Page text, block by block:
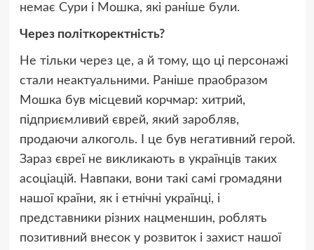
немає Сури і Мошка, які раніше були.
Через політкоректність?
Не тільки через це, а й тому, що ці персонажі
стали неактуальними. Раніше праобразом
Мошка був місцевий корчмар: хитрий,
підприємливий єврей, який заробляв,
продаючи алкоголь. І це був негативний герой.
Зараз євреї не викликають в українців таких
асоціацій. Навпаки, вони такі самі громадяни
нашої країни, як і етнічні українці, і
представники різних нацменшин, роблять
позитивний внесок у розвиток і захист нашої